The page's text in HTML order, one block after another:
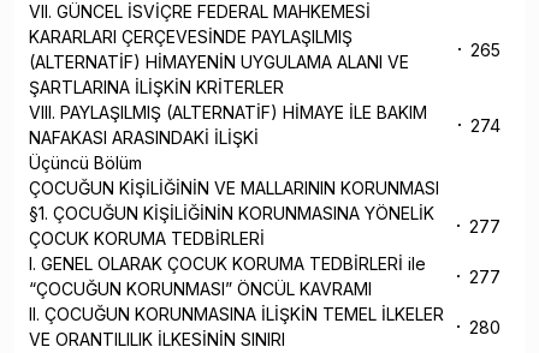
VII. GÜNCEL İSVİÇRE FEDERAL MAHKEMESİ
KARARLARI ÇERÇEVESİNDE PAYLAŞILMIŞ
(ALTERNATİF) HİMAYENİN UYGULAMA ALANI VE
ŞARTLARINA İLİŞKİN KRİTERLER
265
VIII. PAYLAŞILMIŞ (ALTERNATİF) HİMAYE İLE BAKIM
NAFAKASI ARASINDAKİ İLİŞKİ
274
Üçüncü Bölüm
ÇOCUĞUN KİŞİLİĞİNİN VE MALLARININ KORUNMASI
§1. ÇOCUĞUN KİŞİLİĞİNİN KORUNMASINA YÖNELİK
ÇOCUK KORUMA TEDBİRLERİ
277
I. GENEL OLARAK ÇOCUK KORUMA TEDBİRLERİ ile
“ÇOCUĞUN KORUNMASI” ÖNCÜL KAVRAMI
277
II. ÇOCUĞUN KORUNMASINA İLİŞKİN TEMEL İLKELER
VE ORANTILILIK İLKESİNİN SINIRI
280